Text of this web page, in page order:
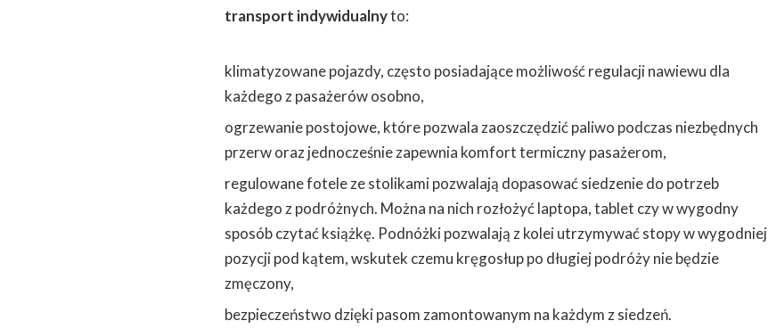
transport indywidualnyto:
klimatyzowane pojazdy, często posiadające możliwość regulacji nawiewu dla
każdego z pasażerów osobno,
ogrzewanie postojowe, które pozwala zaoszczędzić paliwo podczas niezbędnych
przerw oraz jednocześnie zapewnia komfort termiczny pasażerom,
regulowane fotele ze stolikami pozwalają dopasować siedzenie do potrzeb
każdego z podróżnych. Można na nich rozłożyć laptopa, tablet czy w wygodny
sposób czytać książkę. Podnóżki pozwalają z kolei utrzymywać stopy w wygodniej
pozycji pod kątem, wskutek czemu kręgosłup po długiej podróży nie będzie
zmęczony,
bezpieczeństwo dzięki pasom zamontowanym na każdym z siedzeń.